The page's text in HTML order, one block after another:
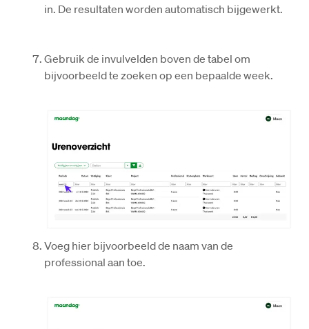
in. De resultaten worden automatisch bijgewerkt.
Gebruik de invulvelden boven de tabel om
bijvoorbeeld te zoeken op een bepaalde week.
Voeg hier bijvoorbeeld de naam van de
professional aan toe.